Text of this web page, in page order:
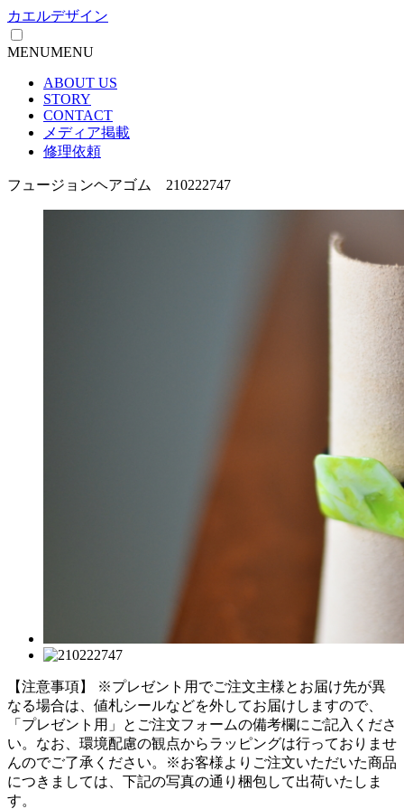
カエルデザイン
MENUMENU
ABOUT US
STORY
CONTACT
メディア掲載
修理依頼
フュージョンヘアゴム 210222747
【注意事項】
※プレゼント用でご注文主様とお届け先が異
なる場合は、値札シールなどを外してお届けしますので、
「プレゼント用」とご注文フォームの備考欄にご記入くださ
い。 なお、環境配慮の観点からラッピングは行っておりませ
んのでご了承ください。
※お客様よりご注文いただいた商品
につきましては、下記の写真の通り梱包して出荷いたしま
す。